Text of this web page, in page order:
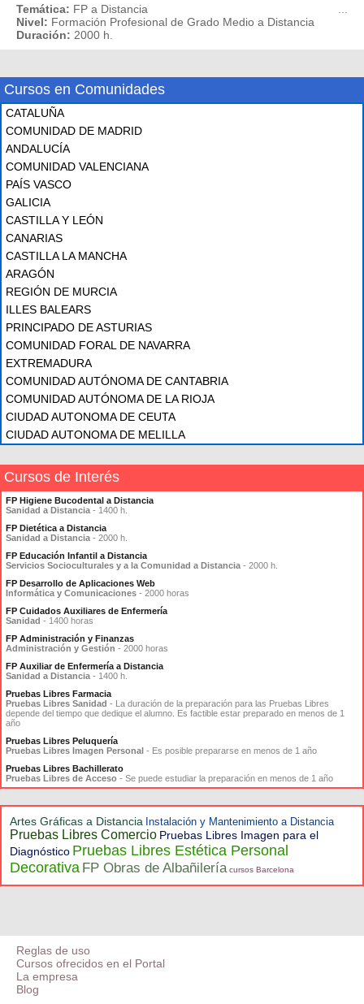
Temática: FP a Distancia
Nivel: Formación Profesional de Grado Medio a Distancia
Duración: 2000 h.
Cursos en Comunidades
CATALUÑA
COMUNIDAD DE MADRID
ANDALUCÍA
COMUNIDAD VALENCIANA
PAÍS VASCO
GALICIA
CASTILLA Y LEÓN
CANARIAS
CASTILLA LA MANCHA
ARAGÓN
REGIÓN DE MURCIA
ILLES BALEARS
PRINCIPADO DE ASTURIAS
COMUNIDAD FORAL DE NAVARRA
EXTREMADURA
COMUNIDAD AUTÓNOMA DE CANTABRIA
COMUNIDAD AUTÓNOMA DE LA RIOJA
CIUDAD AUTONOMA DE CEUTA
CIUDAD AUTONOMA DE MELILLA
Cursos de Interés
FP Higiene Bucodental a Distancia
Sanidad a Distancia - 1400 h.
FP Dietética a Distancia
Sanidad a Distancia - 2000 h.
FP Educación Infantil a Distancia
Servicios Socioculturales y a la Comunidad a Distancia - 2000 h.
FP Desarrollo de Aplicaciones Web
Informática y Comunicaciones - 2000 horas
FP Cuidados Auxiliares de Enfermería
Sanidad - 1400 horas
FP Administración y Finanzas
Administración y Gestión - 2000 horas
FP Auxiliar de Enfermería a Distancia
Sanidad a Distancia - 1400 h.
Pruebas Libres Farmacia
Pruebas Libres Sanidad - La duración de la preparación para las Pruebas Libres
depende del tiempo que dedique el alumno. Es factible estar preparado en menos de 1
año
Pruebas Libres Peluquería
Pruebas Libres Imagen Personal - Es posible prepararse en menos de 1 año
Pruebas Libres Bachillerato
Pruebas Libres de Acceso - Se puede estudiar la preparación en menos de 1 año
Artes Gráficas a Distancia Instalación y Mantenimiento a Distancia
Pruebas Libres Comercio Pruebas Libres Imagen para el
Diagnóstico Pruebas Libres Estética Personal
Decorativa FP Obras de Albañilería cursos Barcelona
Reglas de uso
Cursos ofrecidos en el Portal
La empresa
Blog